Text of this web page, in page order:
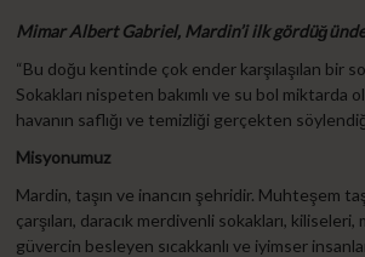
Mimar Albert Gabriel, Mardin’i ilk
“Bu doğu kentinde çok ender karşılaşılan bir
Sokakları nispeten bakımlı ve su bol miktarda
havanın saflığı ve temizliği gerçekten
Misyonumuz
Mardin, taşın ve inancın şehridir. Muhteşem
çarşıları, daracık merdivenli sokakları,
güvercin besleyen sıcakkanlı ve iyimser